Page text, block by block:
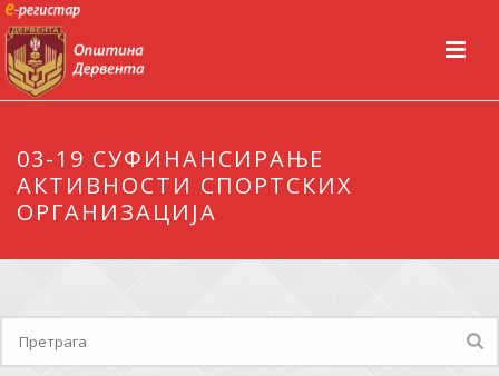
03-19 СУФИНАНСИРАЊЕ
АКТИВНОСТИ СПОРТСКИХ
ОРГАНИЗАЦИЈА